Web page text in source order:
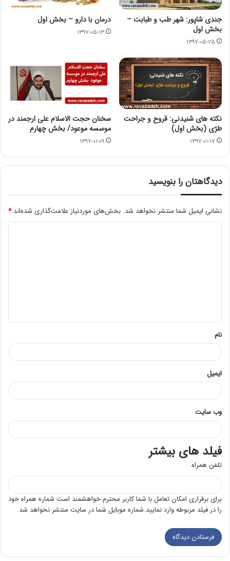
جندی شاپور: شهر طب و طبابت –
بخش اول
۱۳۹۷-۰۵-۲۵
درمان با دارو – بخش اول
۱۳۹۷-۰۵-۱۳
نکته های شنیدنی: قروح و جراحت
طرّی (بخش اول)
۱۳۹۷-۰۱-۱۷
سخنان حجت الاسلام علی ارجمند در
موسسه موعود/ بخش چهارم
۱۳۹۷-۰۱-۰۹
دیدگاهتان را بنویسید
نشانی ایمیل شما منتشر نخواهد شد. بخش‌های موردنیاز علامت‌گذاری شده‌اند*
*
نام
ایمیل
وب‌ سایت
فیلد های بیشتر
تلفن همراه
برای برقراری امکان تعامل با شما کاربر محترم خواهشمند است شماره همراه خود
را در فیلد مربوطه وارد نمایید.شماره موبایل شما در سایت منتشر نخواهد شد.